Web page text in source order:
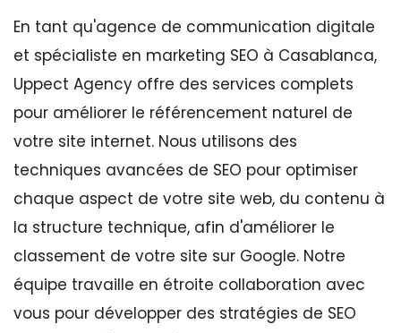
En tant qu'agence de communication digitale
et spécialiste en marketing SEO à Casablanca,
Uppect Agency offre des services complets
pour améliorer le référencement naturel de
votre site internet. Nous utilisons des
techniques avancées de SEO pour optimiser
chaque aspect de votre site web, du contenu à
la structure technique, afin d'améliorer le
classement de votre site sur Google. Notre
équipe travaille en étroite collaboration avec
vous pour développer des stratégies de SEO